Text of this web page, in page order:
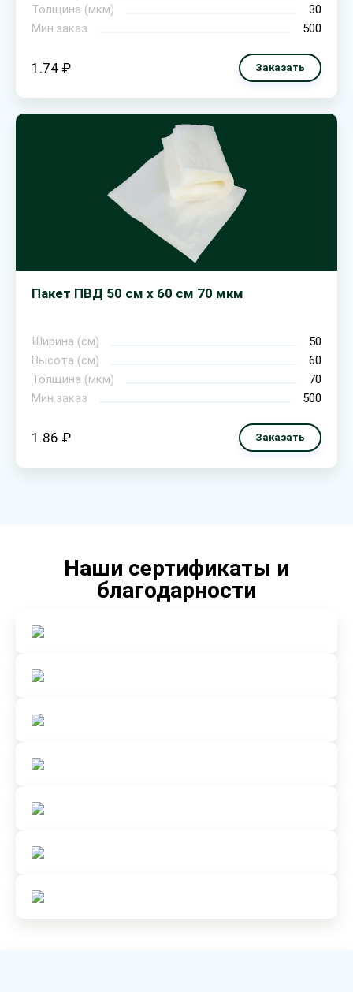
Толщина (мкм)
30
Мин.заказ
500
1.74 ₽ Заказать
Пакет ПВД 50 см х 60 см 70 мкм
Ширина (см)
50
Высота (см)
60
Толщина (мкм)
70
Мин.заказ
500
1.86 ₽ Заказать
Наши сертификаты и
благодарности